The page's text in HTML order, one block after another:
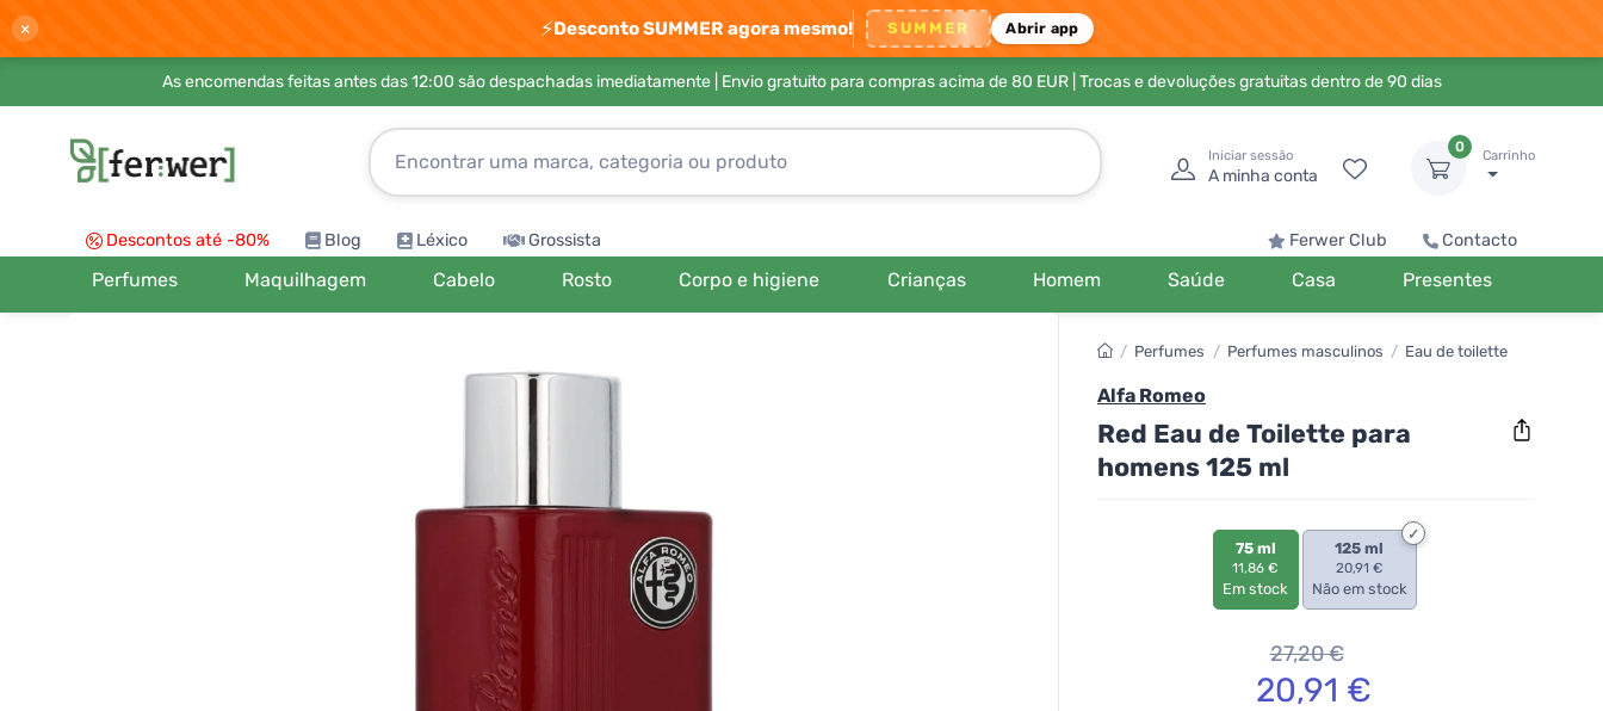
× ⚡Desconto SUMMER agora mesmo! SUMMER Abrir app
As encomendas feitas antes das 12:00 são despachadas imediatamente | Envio gratuito para compras acima de 80 EUR| Trocas e devoluções gratuitas dentro de 90 dias
Iniciar sessão
A minha conta
0
Carrinho
Descontos até -80% Blog Léxico Grossista Ferwer Club Contacto
Perfumes Maquilhagem Cabelo Rosto Corpo e higiene Crianças Homem Saúde Casa Presentes
/ Perfumes / Perfumes masculinos / Eau de toilette
Alfa Romeo
Red Eau de Toilette para
homens 125 ml
75 ml
11,86 €
Em stock
125 ml
20,91 €
Não em stock
27,20€
20,91 €